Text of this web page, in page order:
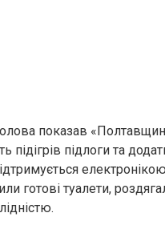
показав
підлоги та
готові туалети,